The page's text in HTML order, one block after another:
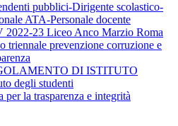
pubblici-Dirigente scolastico-
ATA-Personale docente
2022-23 Liceo Anco Marzio Roma
triennale prevenzione corruzione e
DI ISTITUTO
degli studenti
per la trasparenza e integrità